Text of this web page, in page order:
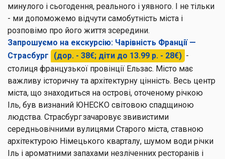
минулого і сьогодення, реального і уявного. І не тільки
- ми допоможемо відчути самобутність міста і
розповімо про його життя зсередини.
Запрошуємо на екскурсію: Чарівність Франції —
Страсбург
(дор. - 38€; діти до 13.99 р. - 28€) -
столиця французької провінції Ельзас. Місто має
важливу історичну та архітектурну цінність. Весь центр
міста, що знаходиться на острові, оточеному річкою
Іль, був визнаний ЮНЕСКО світовою спадщиною
людства. Страсбург зачаровує звивистими
середньовічними вулицями Старого міста, ставною
архітектурою Німецького кварталу, шумом води річки
Іль і ароматними запахами незліченних ресторанів і